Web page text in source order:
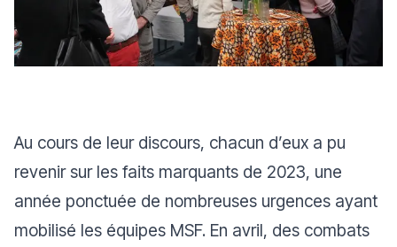
Au cours de leur discours, chacun d’eux a pu
revenir sur les faits marquants de 2023, une
année ponctuée de nombreuses urgences ayant
mobilisé les équipes MSF. En avril, des combats